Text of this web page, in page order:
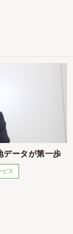
データが第一歩
ビス